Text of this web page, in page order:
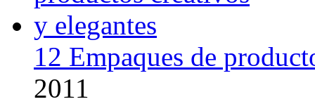
12 Empaques de
2011